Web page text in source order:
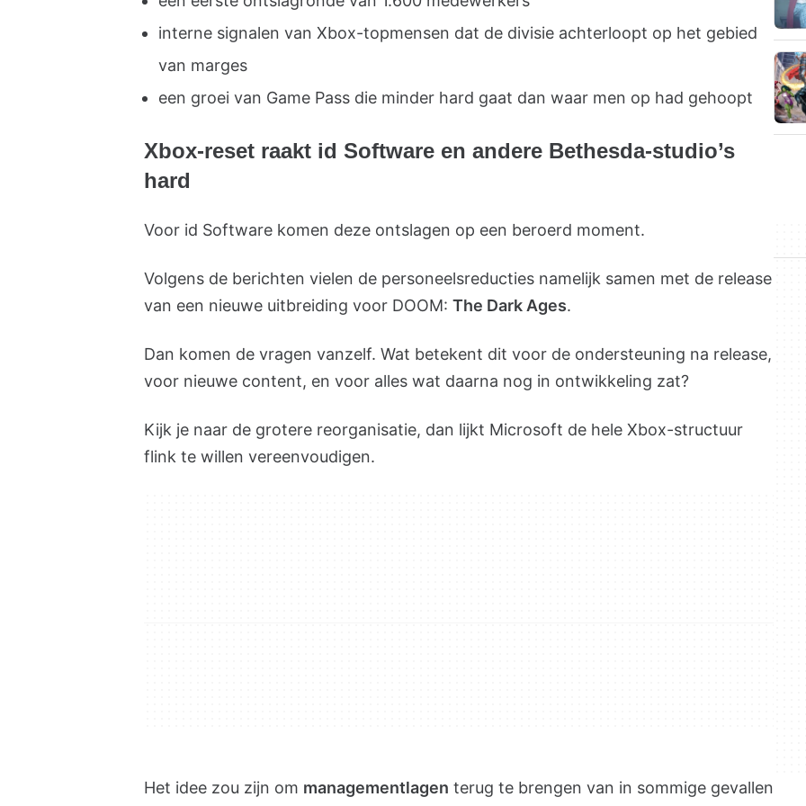
interne signalen van Xbox-topmensen dat de divisie achterloopt op het gebied
van marges
een groei van Game Pass die minder hard gaat dan waar men op had gehoopt
Xbox-reset raakt id Software en andere Bethesda-studio’s
hard
Voor id Software komen deze ontslagen op een beroerd moment.
Volgens de berichten vielen de personeelsreducties namelijk samen met de release
van een nieuwe uitbreiding voor DOOM: The Dark Ages.
Dan komen de vragen vanzelf. Wat betekent dit voor de ondersteuning na release,
voor nieuwe content, en voor alles wat daarna nog in ontwikkeling zat?
Kijk je naar de grotere reorganisatie, dan lijkt Microsoft de hele Xbox-structuur
flink te willen vereenvoudigen.
Het idee zou zijn om managementlagen terug te brengen van in sommige gevallen